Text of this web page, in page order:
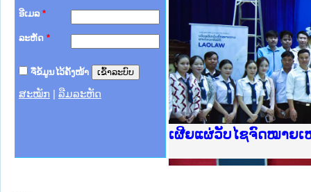
ອີເມລ *
ລະຫັດ *
ຈື່ຂໍ້ມູນໄວ້ຄັ້ງໜ້າ
ສະໝັກ ລືມລະຫັດ
ເຜີຍແຜ່ວັບໄຊຈົດໝາຍເຫ
າຊົນ ພາກເໜືອ
ການ
ກາງ
ໃຕ້
ຕຳຫຼວດປະຊາຊົນ
ສັນຕິບານປະຊາຊົນ
ກເໜືອ
າຊົນ ພາກກາງ